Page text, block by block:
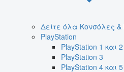
Δείτε όλα Κονσόλες &
PlayStation
PlayStation 1 και 2
PlayStation 3
PlayStation 4 και 5